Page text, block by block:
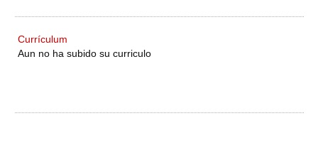
Currículum
Aun no ha subido su curriculo